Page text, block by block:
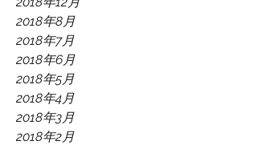
2018年8月
2018年7月
2018年6月
2018年5月
2018年4月
2018年3月
2018年2月